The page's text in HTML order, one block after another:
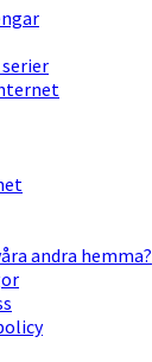
andra hemma?